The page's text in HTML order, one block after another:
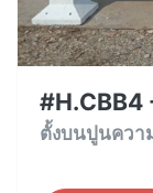
#H.CBB4
ตั้งบนปูนควา